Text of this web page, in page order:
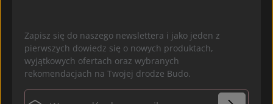
Zapisz się do naszego newslettera i jako jeden z
pierwszych dowiedz się o nowych produktach,
wyjątkowych ofertach oraz wybranych
rekomendacjach na Twojej drodze Budo.
Adres e-mail*